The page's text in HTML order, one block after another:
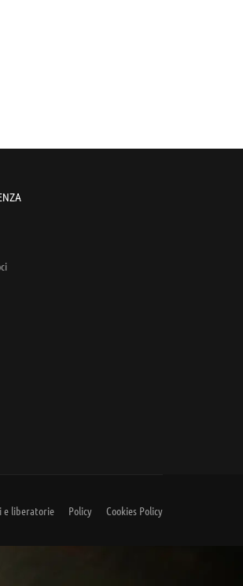
e liberatorie Policy
Cookies Policy